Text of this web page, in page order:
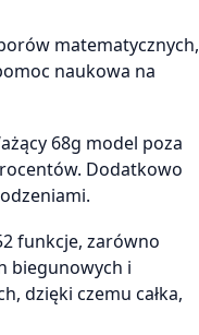
matematycznych,
naukowa na
68g model poza
Dodatkowo
funkcje, zarówno
biegunowych i
dzięki czemu całka,